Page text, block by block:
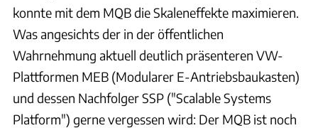
konnte mit dem MQB die Skaleneffekte maximieren.
Was angesichts der in der öffentlichen
Wahrnehmung aktuell deutlich präsenteren VW-
Plattformen MEB (Modularer E-Antriebsbaukasten)
und dessen Nachfolger SSP ("Scalable Systems
Platform") gerne vergessen wird: Der MQB ist noch